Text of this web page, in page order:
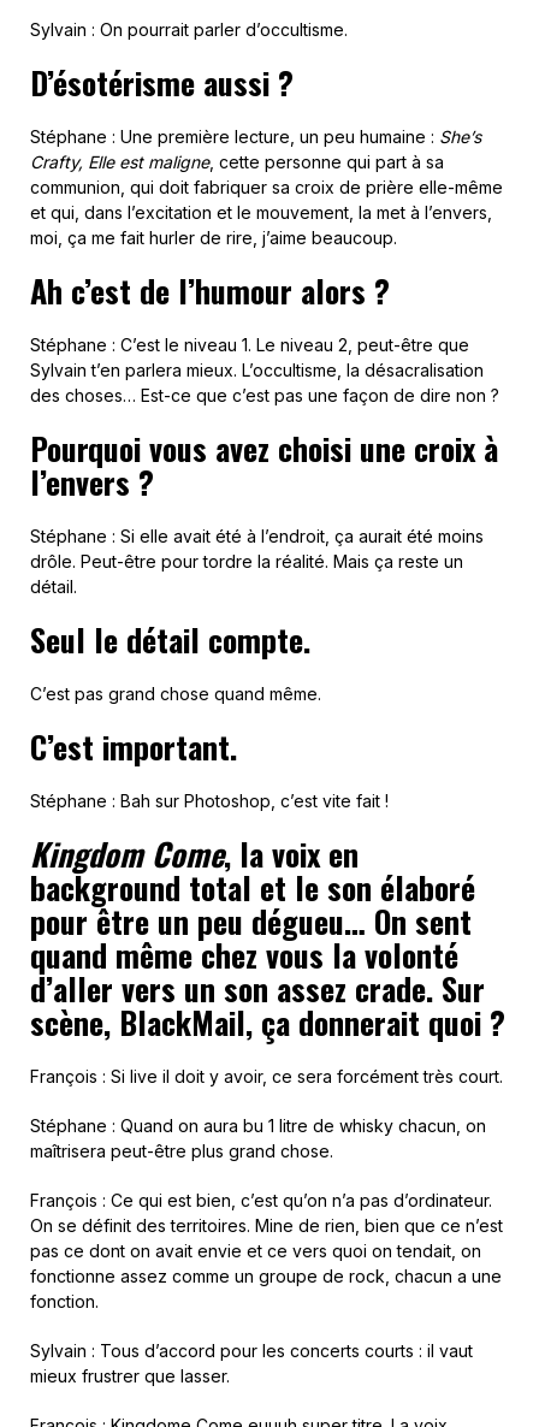
Sylvain : On pourrait parler d’occultisme.
D’ésotérisme aussi ?
Stéphane : Une première lecture, un peu humaine : She’s
Crafty, Elle est maligne, cette personne qui part à sa
communion, qui doit fabriquer sa croix de prière elle-même
et qui, dans l’excitation et le mouvement, la met à l’envers,
moi, ça me fait hurler de rire, j’aime beaucoup.
Ah c’est de l’humour alors ?
Stéphane : C’est le niveau 1. Le niveau 2, peut-être que
Sylvain t’en parlera mieux. L’occultisme, la désacralisation
des choses… Est-ce que c’est pas une façon de dire non ?
Pourquoi vous avez choisi une croix à
l’envers ?
Stéphane : Si elle avait été à l’endroit, ça aurait été moins
drôle. Peut-être pour tordre la réalité. Mais ça reste un
détail.
Seul le détail compte.
C’est pas grand chose quand même.
C’est important.
Stéphane : Bah sur Photoshop, c’est vite fait !
Kingdom Come, la voix en
background total et le son élaboré
pour être un peu dégueu… On sent
quand même chez vous la volonté
d’aller vers un son assez crade. Sur
scène, BlackMail, ça donnerait quoi ?
François : Si live il doit y avoir, ce sera forcément très court.
Stéphane : Quand on aura bu 1 litre de whisky chacun, on
maîtrisera peut-être plus grand chose.
François : Ce qui est bien, c’est qu’on n’a pas d’ordinateur.
On se définit des territoires. Mine de rien, bien que ce n’est
pas ce dont on avait envie et ce vers quoi on tendait, on
fonctionne assez comme un groupe de rock, chacun a une
fonction.
Sylvain : Tous d’accord pour les concerts courts : il vaut
mieux frustrer que lasser.